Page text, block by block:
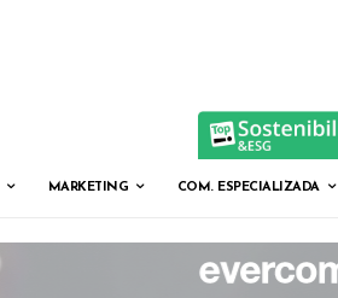
MARKETING COM. ESPECIALIZADA